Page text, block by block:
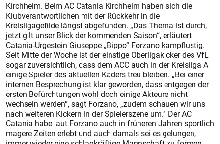
Kirchheim. Beim AC Catania Kirchheim haben sich die
Klubverantwortlichen mit der Rückkehr in die
Kreisligagefilde längst abgefunden. „Das Thema ist durch,
jetzt gilt unser Blick der kommenden Saison“, erläutert
Catania-Urgestein Giuseppe „Bippo“ Forzano kampflustig.
Seit Mitte der Woche ist der einstige Oberligakicker des VfL
sogar zuversichtlich, dass dem ACC auch in der Kreisliga A
einige Spieler des aktuellen Kaders treu bleiben. „Bei einer
internen Besprechung ist klar geworden, dass entgegen der
ersten Befürchtungen wohl doch einige Akteure nicht
wechseln werden“, sagt Forzano, „zudem schauen wir uns
nach weiteren Kickern in der Spielerszene um.“ Der AC
Catania habe laut Forzano auch in früheren Jahren sportlich
magere Zeiten erlebt und auch damals sei es gelungen,